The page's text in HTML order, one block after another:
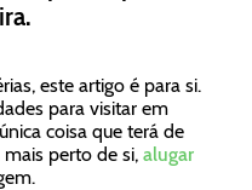
este artigo é para si.
para visitar em
coisa que terá de
perto de si, alugar